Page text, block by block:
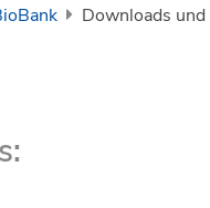
Downloads und